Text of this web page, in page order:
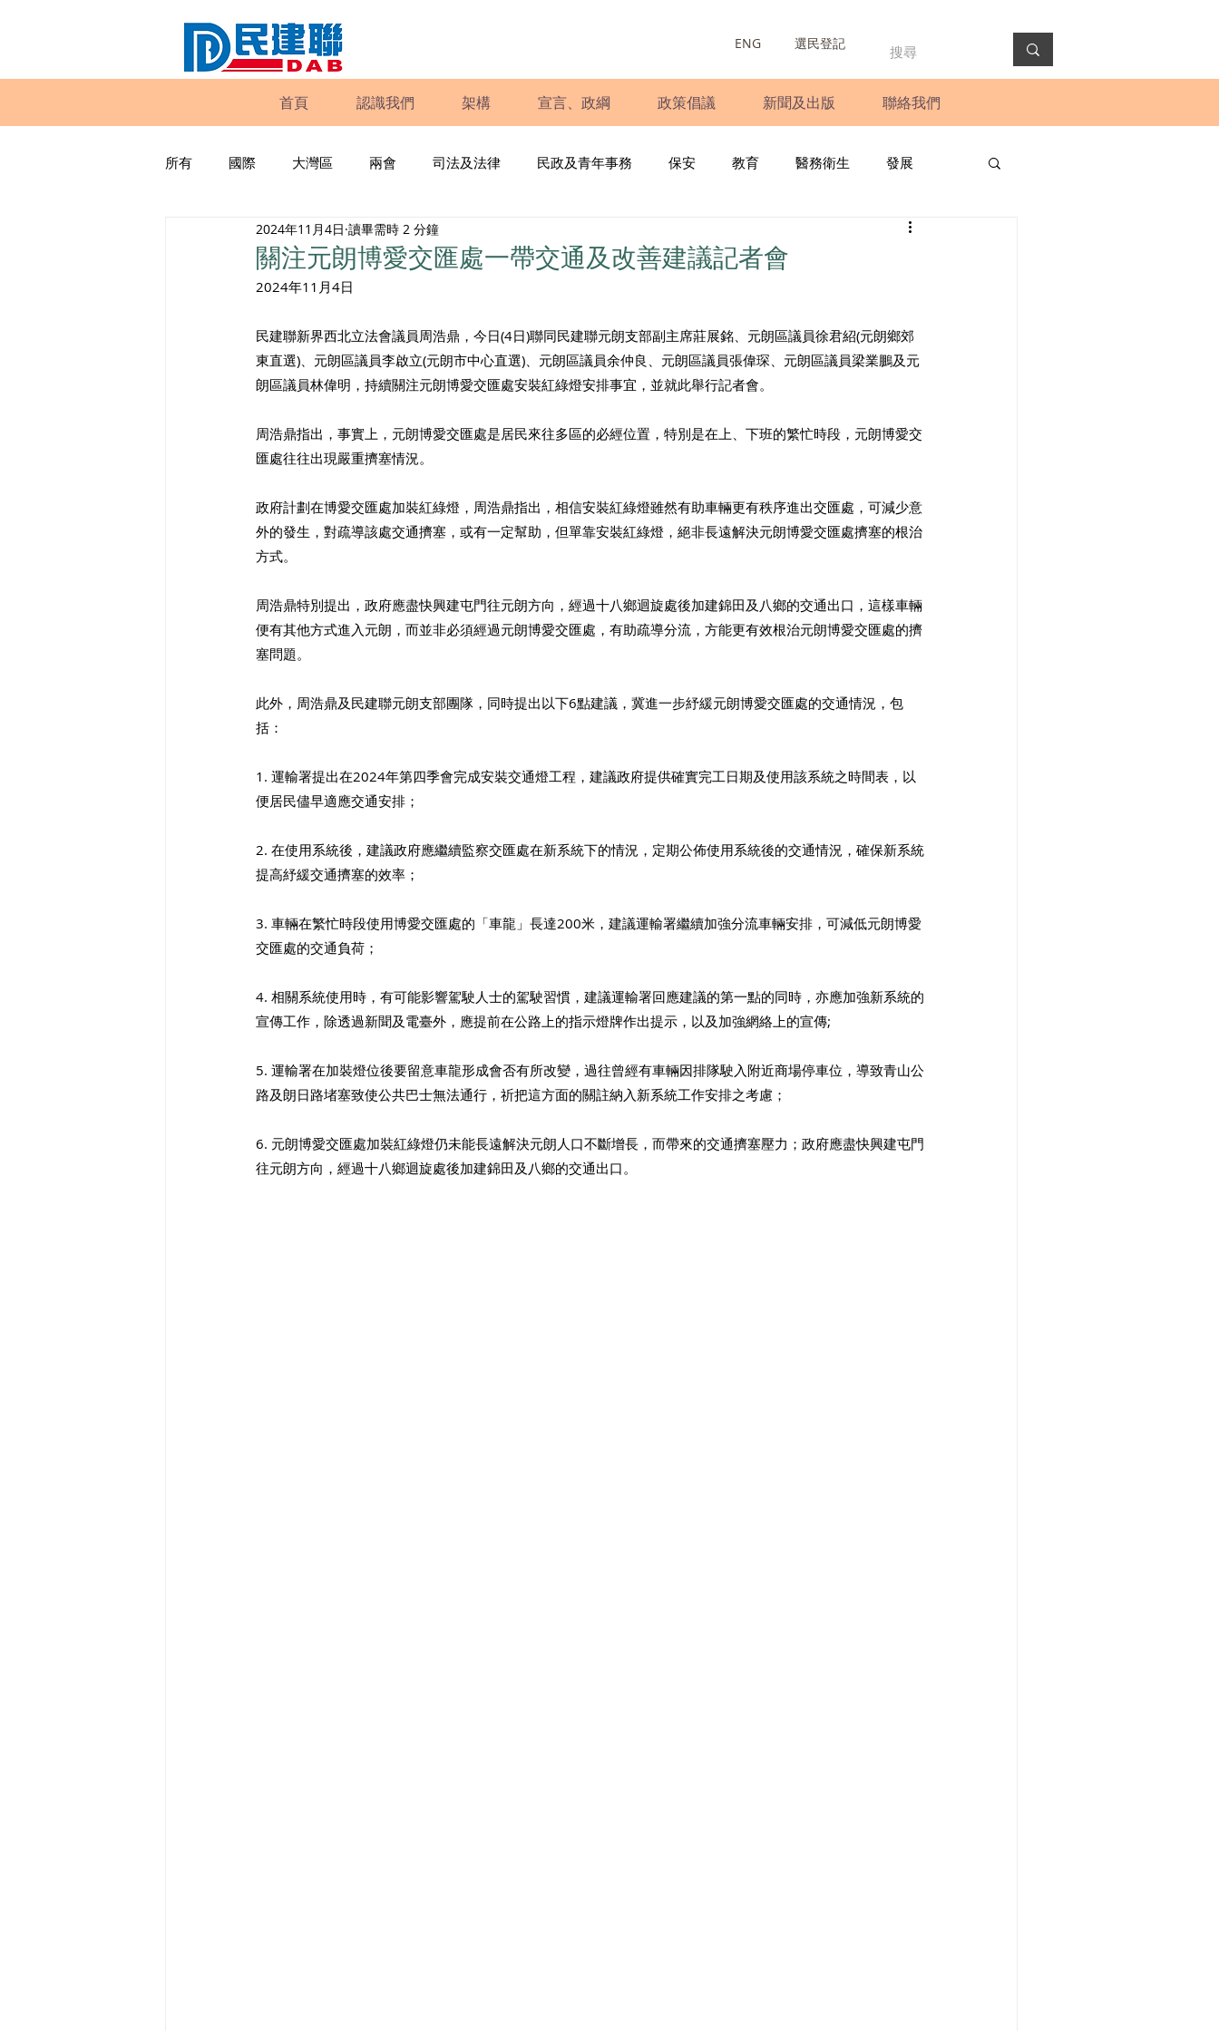
ENG 選民登記
首頁 認識我們 架構 宣言、政綱 政策倡議 新聞及出版 聯絡我們
所有 國際 大灣區 兩會 司法及法律 民政及青年事務 保安 教育 醫務衛生 發展
工商專業 家庭 圓桌會議
議會監察 區議會
關注元朗博愛交匯處一帶交通及改善建議記者會
2024年11月4日 讀畢需時 2 分鐘
2024年11月4日
民建聯新界西北立法會議員周浩鼎，今日(4日)聯同民建聯元朗支部副主席莊展銘、元朗區議員徐君紹(元朗鄉郊
東直選)、元朗區議員李啟立(元朗市中心直選)、元朗區議員余仲良、元朗區議員張偉琛、元朗區議員梁業鵬及元
朗區議員林偉明，持續關注元朗博愛交匯處安裝紅綠燈安排事宜，並就此舉行記者會。
周浩鼎指出，事實上，元朗博愛交匯處是居民來往多區的必經位置，特別是在上、下班的繁忙時段，元朗博愛交
匯處往往出現嚴重擠塞情況。
政府計劃在博愛交匯處加裝紅綠燈，周浩鼎指出，相信安裝紅綠燈雖然有助車輛更有秩序進出交匯處，可減少意
外的發生，對疏導該處交通擠塞，或有一定幫助，但單靠安裝紅綠燈，絕非長遠解決元朗博愛交匯處擠塞的根治
方式。
周浩鼎特別提出，政府應盡快興建屯門往元朗方向，經過十八鄉迴旋處後加建錦田及八鄉的交通出口，這樣車輛
便有其他方式進入元朗，而並非必須經過元朗博愛交匯處，有助疏導分流，方能更有效根治元朗博愛交匯處的擠
塞問題。
此外，周浩鼎及民建聯元朗支部團隊，同時提出以下6點建議，冀進一步紓緩元朗博愛交匯處的交通情況，包
括：
1. 運輸署提出在2024年第四季會完成安裝交通燈工程，建議政府提供確實完工日期及使用該系統之時間表，以
便居民儘早適應交通安排；
2. 在使用系統後，建議政府應繼續監察交匯處在新系統下的情況，定期公佈使用系統後的交通情況，確保新系統
提高紓緩交通擠塞的效率；
3. 車輛在⁠繁忙時段使用博愛交匯處的「車龍」長達200米，建議運輸署繼續加強分流車輛安排，可減低元朗博愛
交匯處的交通負荷；
4. ⁠相關系統使用時，有可能影響駕駛人士的駕駛習慣，建議運輸署回應建議的第一點的同時，亦應加強新系統的
宣傳工作，除透過新聞及電臺外，應提前在公路上的指示燈牌作出提示，以及加強網絡上的宣傳;
5. 運輸署在⁠加裝燈位後要留意車龍形成會否有所改變，過往曾經有車輛因排隊駛入附近商場停車位，導致青山公
路及朗日路堵塞致使公共巴士無法通行，祈把這方面的關註納入新系統工作安排之考慮；
6. 元朗博愛交匯處加裝紅綠燈仍未能長遠解決元朗人口不斷增長，而帶來的交通擠塞壓力；政府應盡快興建屯門
往元朗方向，經過十八鄉迴旋處後加建錦田及八鄉的交通出口。